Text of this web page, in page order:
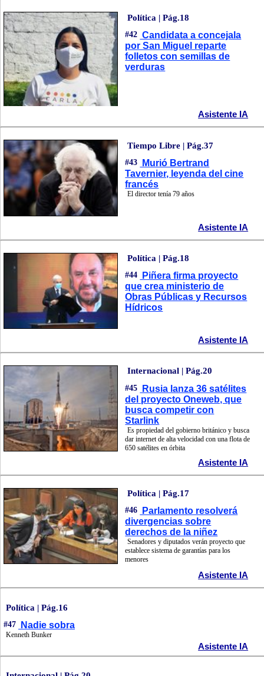
Política | Pág.18
#42 Candidata a concejala
por San Miguel reparte
folletos con semillas de
verduras
Asistente IA
Tiempo Libre | Pág.37
#43
Murió Bertrand
Tavernier, leyenda del cine
francés
El director tenía 79 años
Asistente IA
Política | Pág.18
#44
Piñera firma proyecto
que crea ministerio de
Obras Públicas y Recursos
Hídricos
Asistente IA
Internacional | Pág.20
#45
Rusia lanza 36 satélites
del proyecto Oneweb, que
busca competir con
Starlink
Es propiedad del gobierno británico y busca
dar internet de alta velocidad con una flota de
650 satélites en órbita
Asistente IA
Política | Pág.17
#46
Parlamento resolverá
divergencias sobre
derechos de la niñez
Senadores y diputados verán proyecto que
establece sistema de garantías para los
menores
Asistente IA
Política | Pág.16
#47 Nadie sobra
Kenneth Bunker
Asistente IA